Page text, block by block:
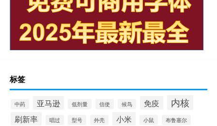
标签
中药 亚马逊 低剂量 信使 候鸟 免疫 内核
刷新率 唱过 型号 外壳 小米 小鼠 布鲁塞尔